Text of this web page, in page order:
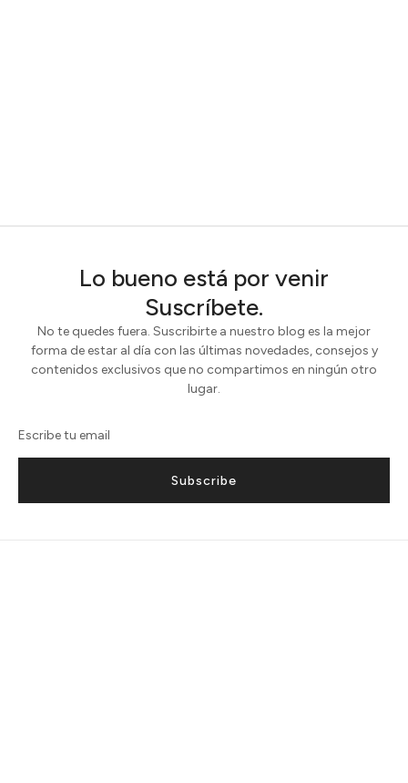
Lo bueno está por venir
Suscríbete.
No te quedes fuera. Suscribirte a nuestro blog es la mejor
forma de estar al día con las últimas novedades, consejos y
contenidos exclusivos que no compartimos en ningún otro
lugar.
Subscribe